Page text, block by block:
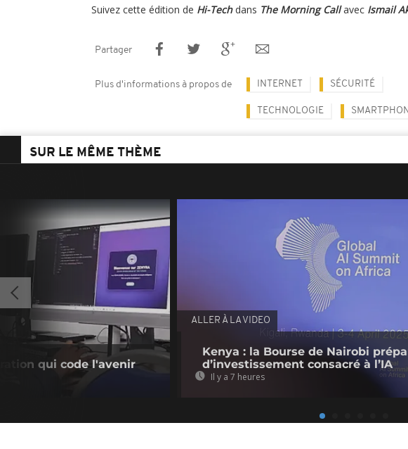
Suivez cette édition de Hi-Techdans The Morning Callavec Ismail
Partager
Plus d'informations à propos de INTERNET SÉCURITÉ
TECHNOLOGIE
SUR LE MÊME THÈME
qui code l'avenir
ALLER À LA VIDEO
Kenya : la Bourse de Nairobi
d’investissement consacré à l’IA
Il y a 7 heures